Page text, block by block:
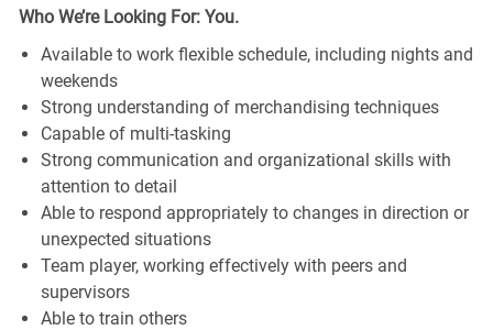
Who We’re Looking For: You.
Available to work flexible schedule, including nights and
weekends
Strong understanding of merchandising techniques
Capable of multi-tasking
Strong communication and organizational skills with
attention to detail
Able to respond appropriately to changes in direction or
unexpected situations
Team player, working effectively with peers and
supervisors
Able to train others